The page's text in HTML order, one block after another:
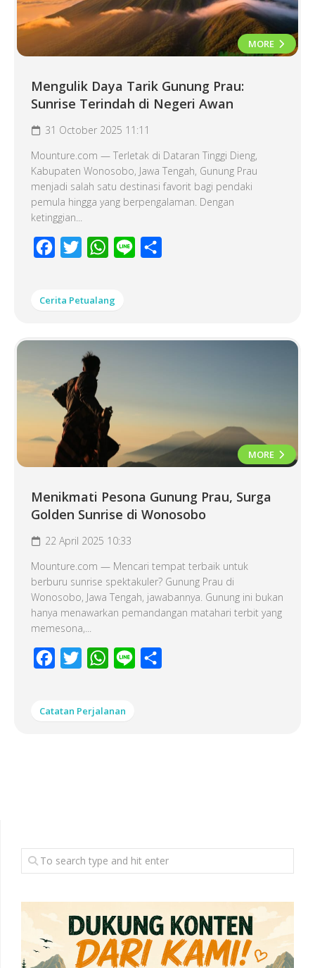
MORE
Mengulik Daya Tarik Gunung Prau:
Sunrise Terindah di Negeri Awan
31 October 2025 11:11
Mounture.com — Terletak di Dataran Tinggi Dieng,
Kabupaten Wonosobo, Jawa Tengah, Gunung Prau
menjadi salah satu destinasi favorit bagi pendaki
pemula hingga yang berpengalaman. Dengan
ketinggian...
Facebook
Twitter WhatsApp
Line
Cerita Petualang
MORE
Menikmati Pesona Gunung Prau, Surga
Golden Sunrise di Wonosobo
22 April 2025 10:33
Mounture.com — Mencari tempat terbaik untuk
berburu sunrise spektakuler? Gunung Prau di
Wonosobo, Jawa Tengah, jawabannya. Gunung ini bukan
hanya menawarkan pemandangan matahari terbit yang
memesona,...
Facebook
Twitter WhatsApp
Line
Catatan Perjalanan